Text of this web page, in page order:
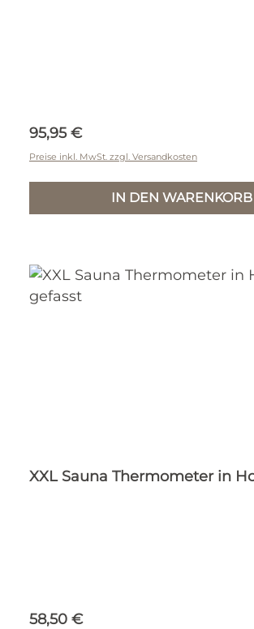
Regulärer Preis:
95,95 €
Preise inkl. MwSt. zzgl. Versandkosten
IN DEN WARENKORB
XXL Sauna Thermometer in
Regulärer Preis:
58,50 €